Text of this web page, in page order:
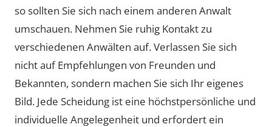
so sollten Sie sich nach einem anderen Anwalt
umschauen. Nehmen Sie ruhig Kontakt zu
verschiedenen Anwälten auf. Verlassen Sie sich
nicht auf Empfehlungen von Freunden und
Bekannten, sondern machen Sie sich Ihr eigenes
Bild. Jede Scheidung ist eine höchstpersönliche und
individuelle Angelegenheit und erfordert ein